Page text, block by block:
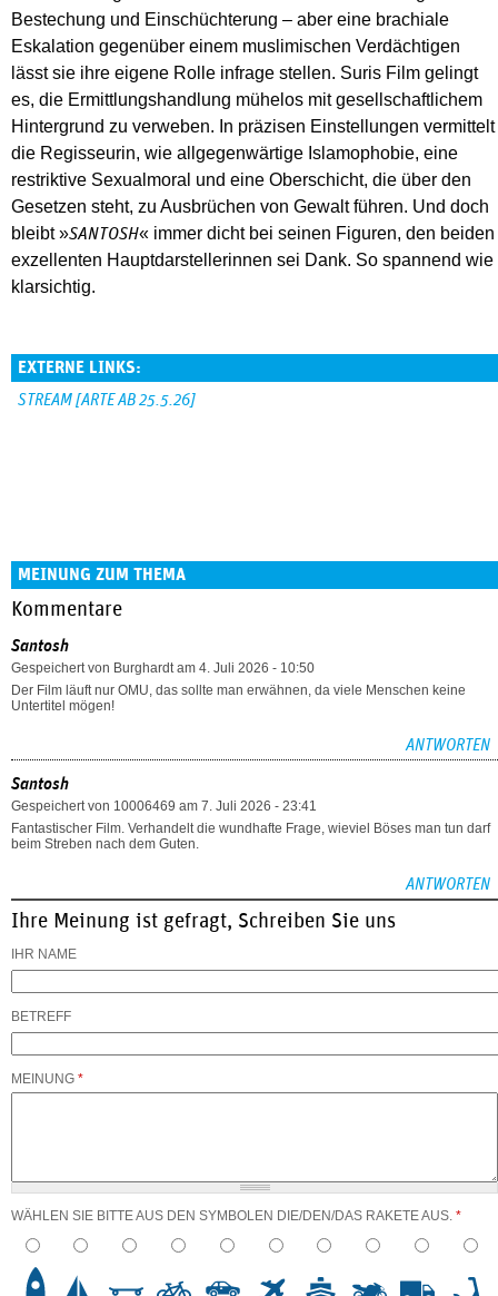
Bestechung und Einschüchterung – aber eine brachiale
Eskalation gegenüber einem muslimischen Verdächtigen
lässt sie ihre eigene Rolle infrage stellen. Suris Film gelingt
es, die Ermittlungshandlung mühelos mit gesellschaftlichem
Hintergrund zu verweben. In präzisen Einstellungen vermittelt
die Regisseurin, wie allgegenwärtige Islamophobie, eine
restriktive Sexualmoral und eine Oberschicht, die über den
Gesetzen steht, zu Ausbrüchen von Gewalt führen. Und doch
bleibt »SANTOSH« immer dicht bei seinen Figuren, den beiden
exzellenten Hauptdarstellerinnen sei Dank. So spannend wie
klarsichtig.
EXTERNE LINKS:
STREAM [ARTE AB 25.5.26]
MEINUNG ZUM THEMA
Kommentare
Santosh
Gespeichert von Burghardt am 4. Juli 2026 - 10:50
Der Film läuft nur OMU, das sollte man erwähnen, da viele Menschen keine
Untertitel mögen!
ANTWORTEN
Santosh
Gespeichert von 10006469 am 7. Juli 2026 - 23:41
Fantastischer Film. Verhandelt die wundhafte Frage, wieviel Böses man tun darf
beim Streben nach dem Guten.
ANTWORTEN
Ihre Meinung ist gefragt, Schreiben Sie uns
IHR NAME
BETREFF
MEINUNG *
WÄHLEN SIE BITTE AUS DEN SYMBOLEN DIE/DEN/DAS RAKETE AUS. *